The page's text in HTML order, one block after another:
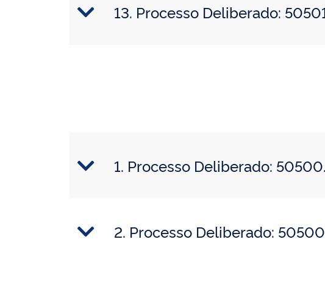
13. Processo Deliberado:
1. Processo Deliberado:
2. Processo Deliberado: